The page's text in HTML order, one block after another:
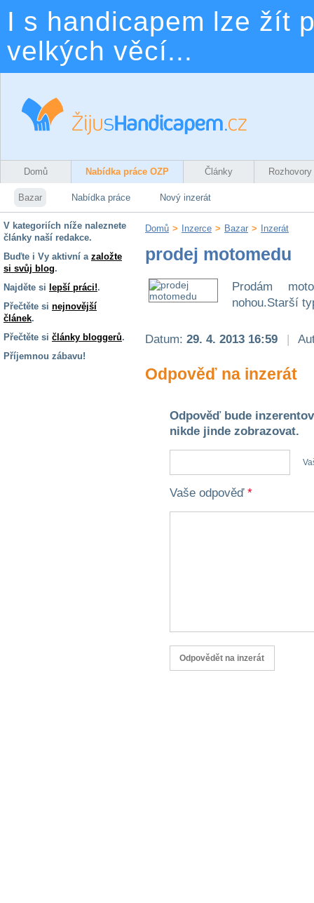
I s handicapem lze žít
velkých věcí...
Domů Nabídka práce OZP Články Rozhovory
Bazar Nabídka práce Nový inzerát
V kategoriích níže naleznete
články naší redakce.
Buďte i Vy aktivní a založte
si svůj blog.
Najděte si lepší práci!.
Přečtěte si nejnovější
článek.
Přečtěte si články bloggerů.
Příjemnou zábavu!
Domů > Inzerce > Bazar > Inzerát
prodej motomedu
Prodám
nohou.Starší
Datum: 29. 4. 2013 16:59 |
Odpověď na inzerát
Odpověď bude
nikde jinde zobrazovat.
Vaše odpověď *